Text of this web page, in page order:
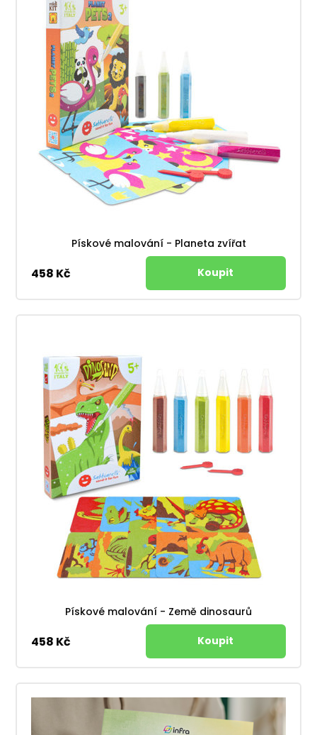
Pískové malování - Planeta zvířat
458 Kč
Pískové malování - Země dinosaurů
458 Kč